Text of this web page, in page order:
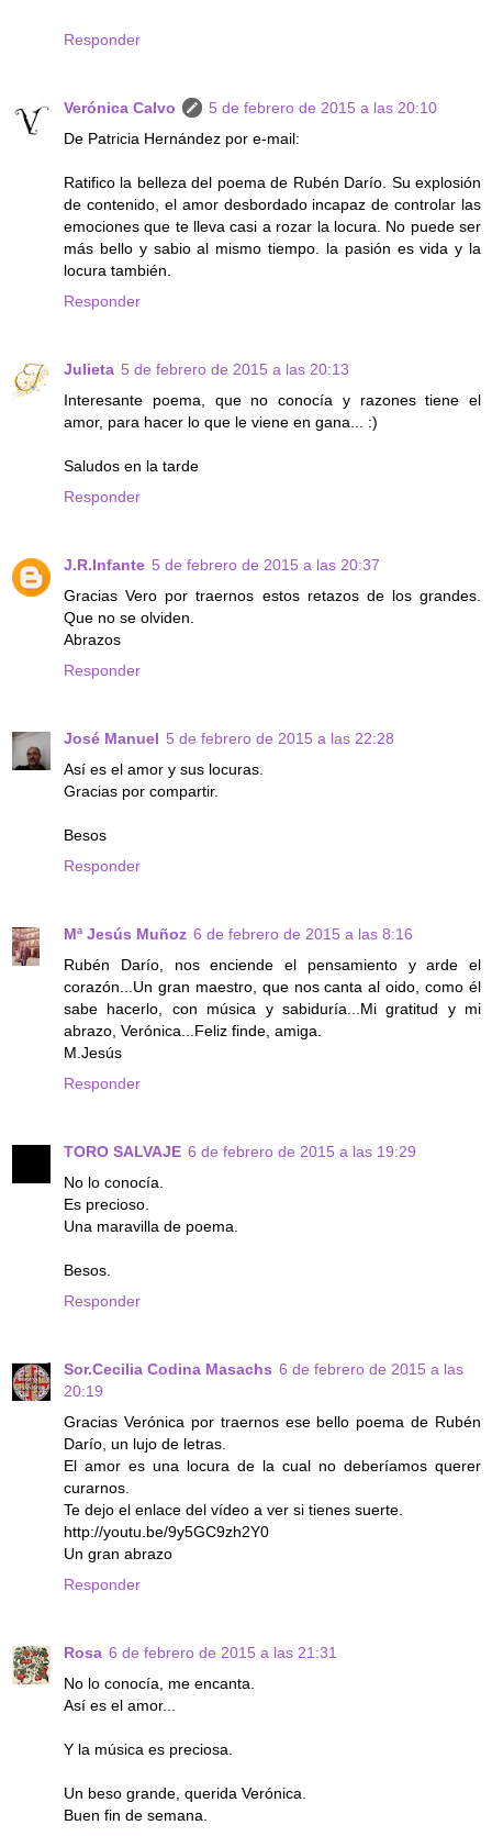
Responder
Verónica Calvo
5 de febrero de 2015 a las 20:10
De Patricia Hernández por e-mail:
Ratifico la belleza del poema de Rubén Darío. Su explosión
de contenido, el amor desbordado incapaz de controlar las
emociones que te lleva casi a rozar la locura. No puede ser
más bello y sabio al mismo tiempo. la pasión es vida y la
locura también.
Responder
Julieta 5 de febrero de 2015 a las 20:13
Interesante poema, que no conocía y razones tiene el
amor, para hacer lo que le viene en gana... :)
Saludos en la tarde
Responder
J.R.Infante 5 de febrero de 2015 a las 20:37
Gracias Vero por traernos estos retazos de los grandes.
Que no se olviden.
Abrazos
Responder
José Manuel 5 de febrero de 2015 a las 22:28
Así es el amor y sus locuras.
Gracias por compartir.
Besos
Responder
Mª Jesús Muñoz 6 de febrero de 2015 a las 8:16
Rubén Darío, nos enciende el pensamiento y arde el
corazón...Un gran maestro, que nos canta al oido, como él
sabe hacerlo, con música y sabiduría...Mi gratitud y mi
abrazo, Verónica...Feliz finde, amiga.
M.Jesús
Responder
TORO SALVAJE 6 de febrero de 2015 a las 19:29
No lo conocía.
Es precioso.
Una maravilla de poema.
Besos.
Responder
Sor.Cecilia Codina Masachs 6 de febrero de 2015 a las
20:19
Gracias Verónica por traernos ese bello poema de Rubén
Darío, un lujo de letras.
El amor es una locura de la cual no deberíamos querer
curarnos.
Te dejo el enlace del vídeo a ver si tienes suerte.
http://youtu.be/9y5GC9zh2Y0
Un gran abrazo
Responder
Rosa 6 de febrero de 2015 a las 21:31
No lo conocía, me encanta.
Así es el amor...
Y la música es preciosa.
Un beso grande, querida Verónica.
Buen fin de semana.